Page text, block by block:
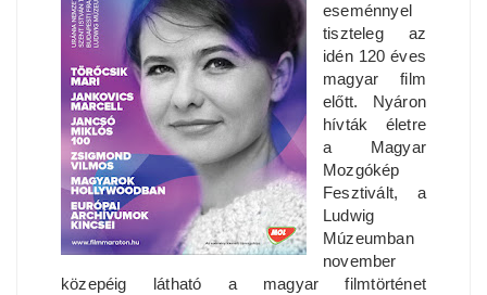
eseménnyel
tiszteleg az
idén 120 éves
magyar film
előtt. Nyáron
hívták életre
a Magyar
Mozgókép
Fesztivált, a
Ludwig
Múzeumban
november
közepéig látható a magyar filmtörténet